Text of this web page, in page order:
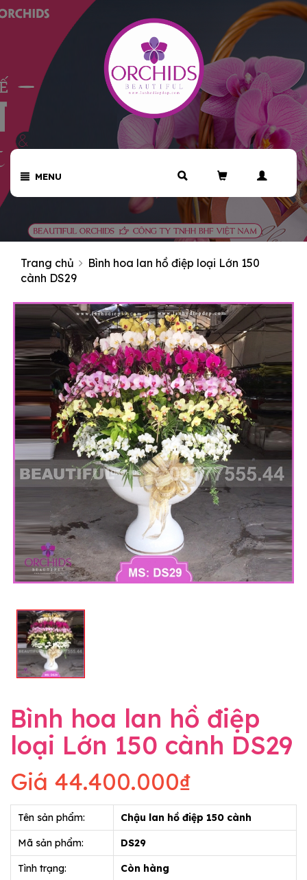
MENU
Trang chủ
Bình hoa lan hồ điệp loại Lớn 150
cành DS29
Bình hoa lan hồ điệp
loại Lớn 150 cành DS29
Giá 44.400.000₫
Tên sản phẩm: Chậu lan hồ điệp 150 cành
Mã sản phẩm: DS29
Tình trạng: Còn hàng